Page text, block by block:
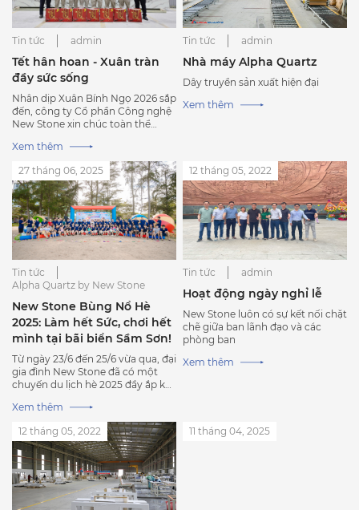
Tin tức admin
Tết hân hoan - Xuân tràn
đầy sức sống
Nhân dịp Xuân Bính Ngọ 2026 sắp
đến, công ty Cổ phần Công nghệ
New Stone xin chúc toàn thể
phúc!
Xem thêm
Tin tức admin
Nhà máy Alpha Quartz
Dây truyền sản xuất hiện đại
Xem thêm
27 tháng 06, 2025
Tin tức
Alpha Quartz by New Stone
New Stone Bùng Nổ Hè
2025: Làm hết Sức, chơi hết
mình tại bãi biển Sầm Sơn!
Từ ngày 23/6 đến 25/6 vừa qua, đại
gia đình New Stone đã có một
chuyến du lịch hè 2025 đầy ắp kỷ
Hóa.
Xem thêm
12 tháng 05, 2022
Tin tức admin
Hoạt động ngày nghỉ lễ
New Stone luôn có sự kết nối chặt
chẽ giữa ban lãnh đạo và các
phòng ban
Xem thêm
12 tháng 05, 2022 11 tháng 04, 2025